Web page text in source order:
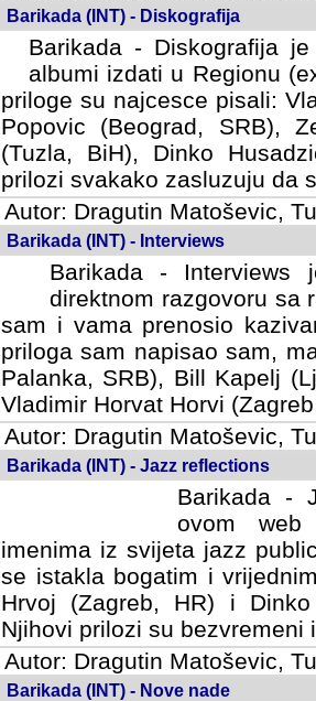
Barikada (INT) - Diskografija
Barikada - Diskografija
albumi izdati u Regionu
priloge su najcesce pisali:
Popovic (Beograd, SRB),
(Tuzla, BiH), Dinko
prilozi svakako zasluzuju da
Autor: Dragutin Matoševic,
Barikada (INT) - Interviews
Barikada -
direktnom razgovoru sa
sam i vama prenosio
priloga sam napisao sam,
Palanka, SRB), Bill Kapelj
Vladimir Horvat Horvi
Autor: Dragutin Matoševic,
Barikada (INT) - Jazz reflections
Barikada -
ovom web
imenima iz svijeta jazz
se istakla bogatim i
Hrvoj (Zagreb, HR) i
Njihovi prilozi su bezvremeni
Autor: Dragutin Matoševic,
Barikada (INT) - Nove nade